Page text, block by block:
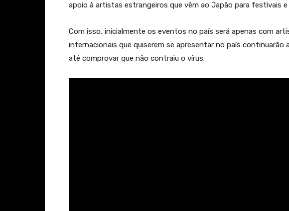
apoio à artistas estrangeiros que vêm ao Japão para festivais
Com isso, inicialmente os eventos no país será apenas com
internacionais que quiserem se apresentar no país continuarão
até comprovar que não contraiu o vírus.